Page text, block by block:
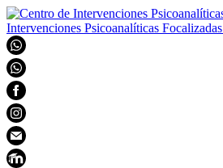
Intervenciones Psicoanalíticas Focalizadas